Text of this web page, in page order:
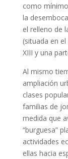
como
la
el relleno de
(situada en
XIII y una
Al mismo
ampliación
clases
familias de
medida que
“burguesa”
actividades
ellas hacia